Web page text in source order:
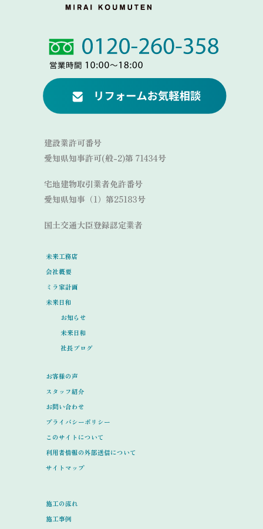
Link
Link
建設業許可番号
愛知県知事許可(般-2)第 71434号
宅地建物取引業者免許番号
愛知県知事（1）第25183号
国土交通大臣登録認定業者
未来工務店
会社概要
ミラ家計画
未来日和
お知らせ
未来日和
社長ブログ
お客様の声
スタッフ紹介
お問い合わせ
プライバシーポリシー
このサイトについて
利用者情報の外部送信について
サイトマップ
施工の流れ
施工事例